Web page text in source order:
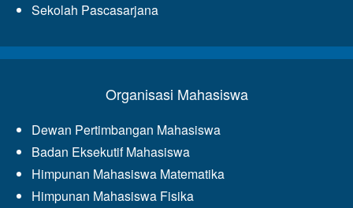
Sekolah Pascasarjana
Organisasi Mahasiswa
Dewan Pertimbangan Mahasiswa
Badan Eksekutif Mahasiswa
Himpunan Mahasiswa Matematika
Himpunan Mahasiswa Fisika